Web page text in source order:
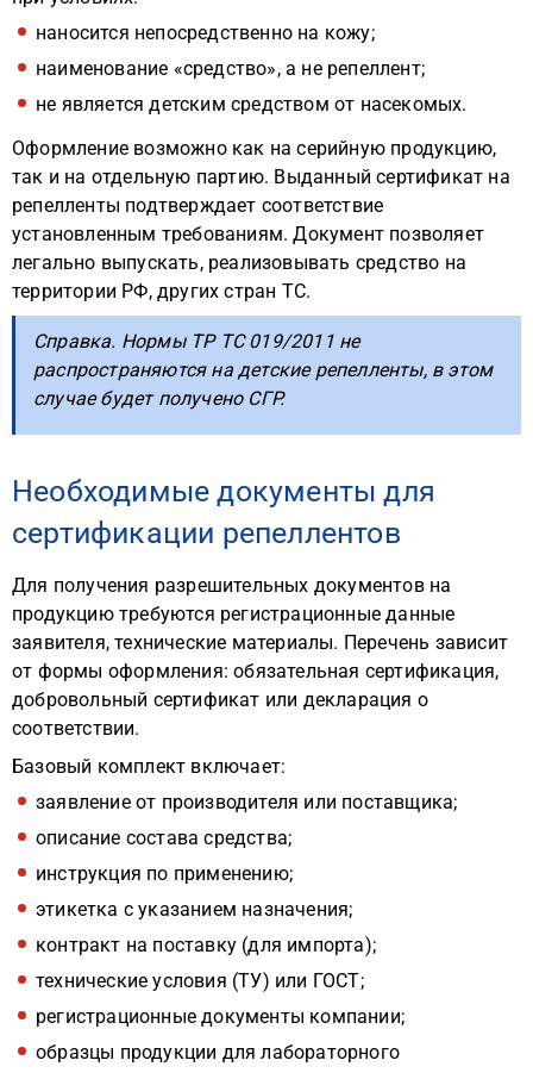
наносится непосредственно на кожу;
наименование «средство», а не репеллент;
не является детским средством от насекомых.
Оформление возможно как на серийную продукцию,
так и на отдельную партию. Выданный сертификат на
репелленты подтверждает соответствие
установленным требованиям. Документ позволяет
легально выпускать, реализовывать средство на
территории РФ, других стран ТС.
Справка. Нормы ТР ТС 019/2011 не
распространяются на детские репелленты, в этом
случае будет получено СГР.
Необходимые документы для
сертификации репеллентов
Для получения разрешительных документов на
продукцию требуются регистрационные данные
заявителя, технические материалы. Перечень зависит
от формы оформления: обязательная сертификация,
добровольный сертификат или декларация о
соответствии.
Базовый комплект включает:
заявление от производителя или поставщика;
описание состава средства;
инструкция по применению;
этикетка с указанием назначения;
контракт на поставку (для импорта);
технические условия (ТУ) или ГОСТ;
регистрационные документы компании;
образцы продукции для лабораторного